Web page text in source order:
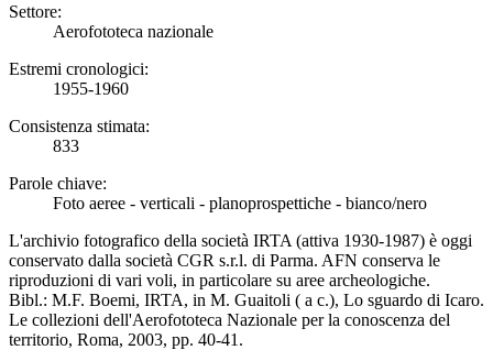
Settore:
Aerofototeca nazionale
Estremi cronologici:
1955-1960
Consistenza stimata:
833
Parole chiave:
Foto aeree - verticali - planoprospettiche - bianco/nero
L'archivio fotografico della società IRTA (attiva 1930-1987) è oggi
conservato dalla società CGR s.r.l. di Parma. AFN conserva le
riproduzioni di vari voli, in particolare su aree archeologiche.
Bibl.: M.F. Boemi, IRTA, in M. Guaitoli ( a c.), Lo sguardo di Icaro.
Le collezioni dell'Aerofototeca Nazionale per la conoscenza del
territorio, Roma, 2003, pp. 40-41.